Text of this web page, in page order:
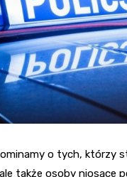
o tych,
także osoby niosące